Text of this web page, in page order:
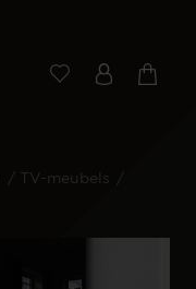
/ TV-meubels /